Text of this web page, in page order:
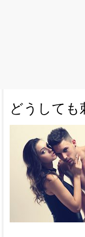
どうしても